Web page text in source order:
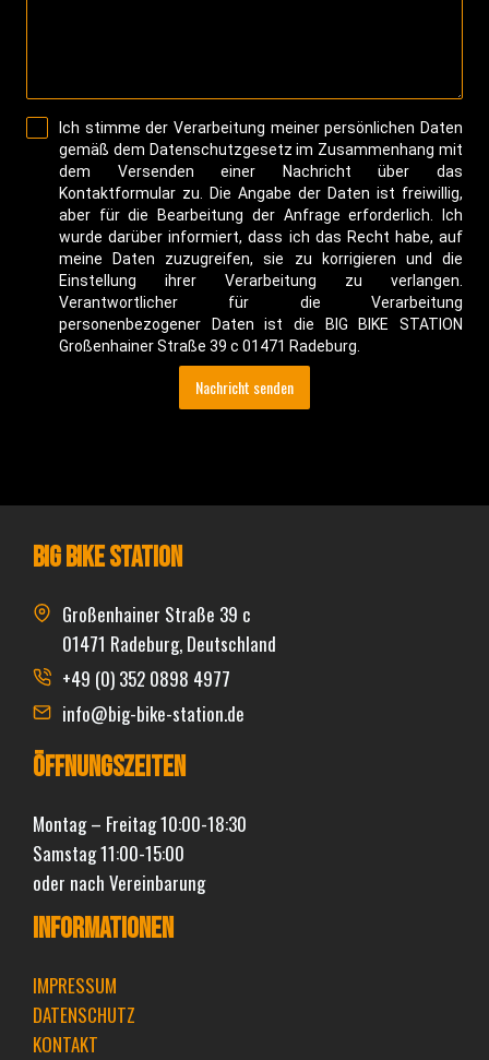
Ich stimme der Verarbeitung meiner persönlichen Daten
gemäß dem Datenschutzgesetz im Zusammenhang mit
dem Versenden einer Nachricht über das
Kontaktformular zu. Die Angabe der Daten ist freiwillig,
aber für die Bearbeitung der Anfrage erforderlich. Ich
wurde darüber informiert, dass ich das Recht habe, auf
meine Daten zuzugreifen, sie zu korrigieren und die
Einstellung ihrer Verarbeitung zu verlangen.
Verantwortlicher für die Verarbeitung
personenbezogener Daten ist die BIG BIKE STATION
Großenhainer Straße 39 c 01471 Radeburg.
Nachricht senden
BIG BIKE STATION
Großenhainer Straße 39 c
01471 Radeburg, Deutschland
+49 (0) 352 0898 4977
info@big-bike-station.de
Öffnungszeiten
Montag – Freitag 10:00-18:30
Samstag 11:00-15:00
oder nach Vereinbarung
INFORMATIONEN
IMPRESSUM
DATENSCHUTZ
KONTAKT